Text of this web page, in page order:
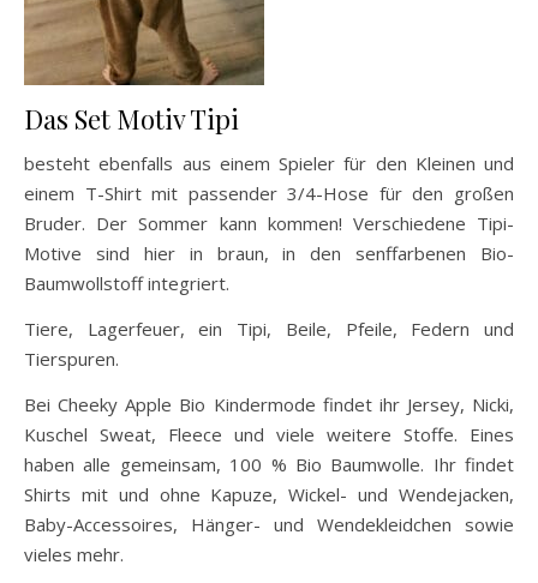
Das Set Motiv Tipi
besteht ebenfalls aus einem Spieler für den Kleinen und
einem T-Shirt mit passender 3/4-Hose für den großen
Bruder. Der Sommer kann kommen! Verschiedene Tipi-
Motive sind hier in braun, in den senffarbenen Bio-
Baumwollstoff integriert.
Tiere, Lagerfeuer, ein Tipi, Beile, Pfeile, Federn und
Tierspuren.
Bei Cheeky Apple Bio Kindermode findet ihr Jersey, Nicki,
Kuschel Sweat, Fleece und viele weitere Stoffe. Eines
haben alle gemeinsam, 100 % Bio Baumwolle. Ihr findet
Shirts mit und ohne Kapuze, Wickel- und Wendejacken,
Baby-Accessoires, Hänger- und Wendekleidchen sowie
vieles mehr.